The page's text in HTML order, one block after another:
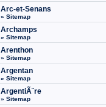
Arc-et-Senans
» Sitemap
Archamps
» Sitemap
Arenthon
» Sitemap
Argentan
» Sitemap
ArgentiÃ¨re
» Sitemap